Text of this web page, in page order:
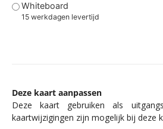
Whiteboard
15 werkdagen levertijd
Deze kaart aanpassen
Deze kaart gebruiken als
kaartwijzigingen zijn mogelijk bij deze